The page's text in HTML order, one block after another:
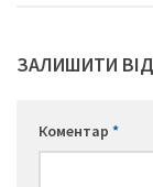
ЗАЛИШИТИ
Коментар *